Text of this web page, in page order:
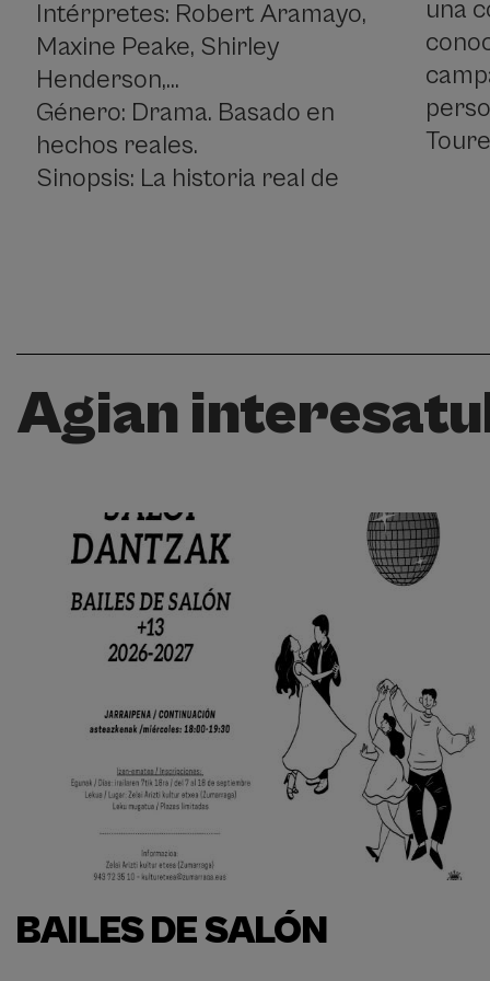
Intérpretes: Robert Aramayo,
Maxine Peake, Shirley
Henderson,...
Género: Drama. Basado en
hechos reales.
Sinopsis: La historia real de
una
Agian
BAILES DE SALÓN